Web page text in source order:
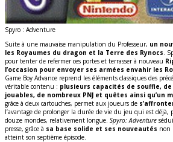
Spyro : Adventure
Suite à une mauvaise manipulation du Professeur, un
les Royaumes du dragon et la Terre des Rynocs.
pour tenter de refermer ces portes et terrasser à nouveau
l’occasion pour envoyer ses armées envahir les
Game Boy Advance reprend les éléments classiques des
véritable contenu : plusieurs capacités de souffle,
jouables, de nombreux PNJ et quêtes ainsi qu’un
grâce à deux cartouches, permet aux joueurs de
l’avantage de prolonger la durée de vie du jeu qui est déjà,
douze mondes, relativement longue. Spyro: Adventure
presse, grâce à sa base solide et ses nouveautés non
atteint son septième épisode.